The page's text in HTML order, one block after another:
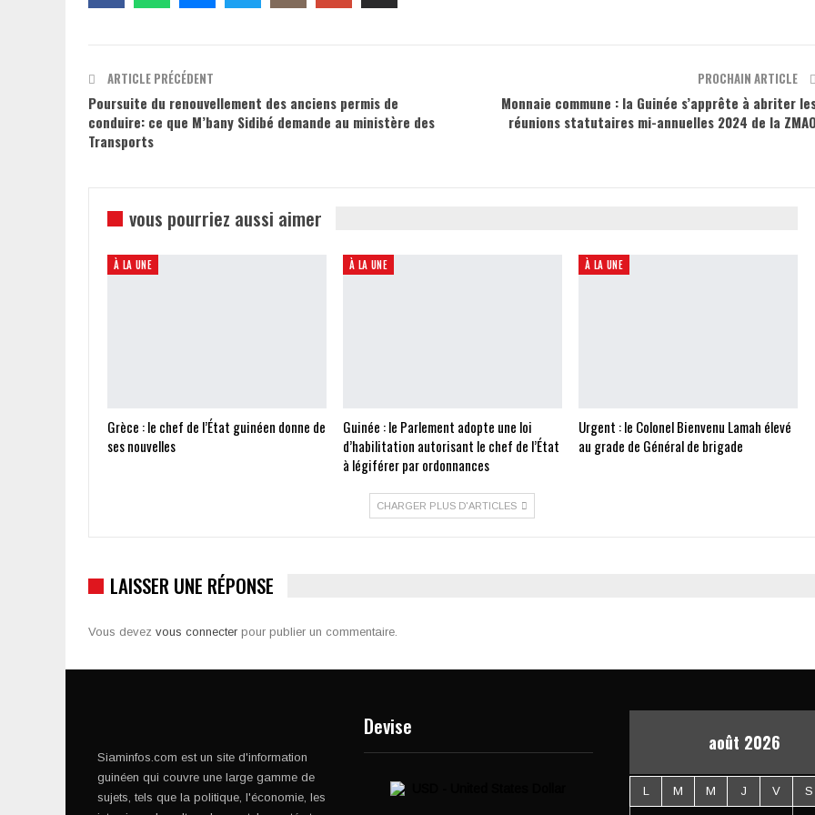
ARTICLE PRÉCÉDENT
Poursuite du renouvellement des anciens permis de
conduire: ce que M’bany Sidibé demande au ministère des
Transports
PROCHAIN ARTICLE
Monnaie commune : la Guinée s’apprête à abriter
réunions statutaires mi-annuelles 2024 de la
vous pourriez aussi aimer
À LA UNE
Grèce : le chef de l’État guinéen donne de
ses nouvelles
À LA UNE
Guinée : le Parlement adopte une loi
d’habilitation autorisant le chef de l’État
à légiférer par ordonnances
À LA UNE
Urgent : le Colonel Bienvenu Lamah élevé
au grade de Général de brigade
CHARGER PLUS D'ARTICLES
LAISSER UNE RÉPONSE
Vous devez vous connecter pour publier un commentaire.
Siaminfos.com est un site d'information
guinéen qui couvre une large gamme de
sujets, tels que la politique, l'économie, les
Devise
août 2026
L M M J V S